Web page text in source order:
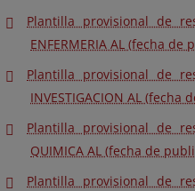
Plantilla provisional de
ENFERMERIA AL (fecha
Plantilla provisional de
INVESTIGACION AL
Plantilla provisional de
QUIMICA AL (fecha de
Plantilla provisional de